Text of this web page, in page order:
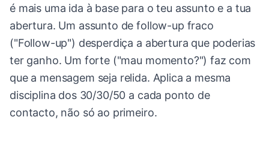
é mais uma ida à base para o teu assunto e a tua
abertura. Um assunto de follow-up fraco
("Follow-up") desperdiça a abertura que poderias
ter ganho. Um forte ("mau momento?") faz com
que a mensagem seja relida. Aplica a mesma
disciplina dos 30/30/50 a cada ponto de
contacto, não só ao primeiro.